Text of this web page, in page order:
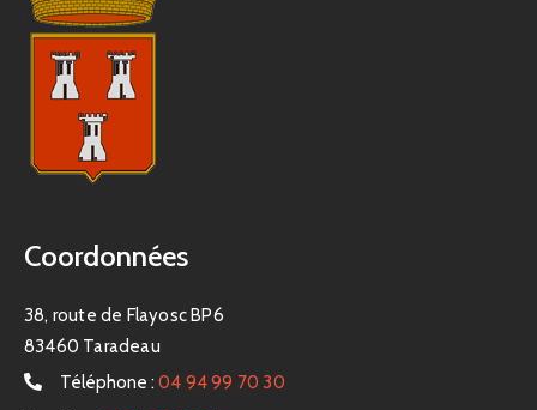
Coordonnées
38, route de Flayosc BP6
83460 Taradeau
Téléphone : 04 94 99 70 30